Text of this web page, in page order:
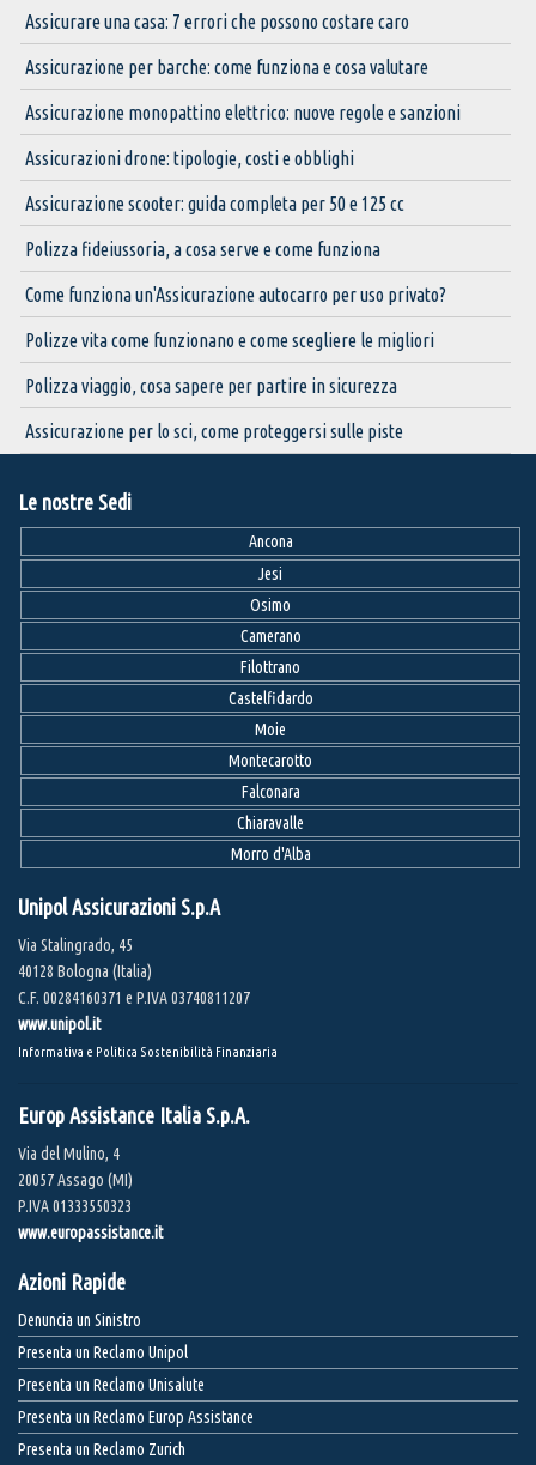
Assicurare una casa: 7 errori che possono costare caro
Assicurazione per barche: come funziona e cosa valutare
Assicurazione monopattino elettrico: nuove regole e sanzioni
Assicurazioni drone: tipologie, costi e obblighi
Assicurazione scooter: guida completa per 50 e 125 cc
Polizza fideiussoria, a cosa serve e come funziona
Come funziona un'Assicurazione autocarro per uso privato?
Polizze vita come funzionano e come scegliere le migliori
Polizza viaggio, cosa sapere per partire in sicurezza
Assicurazione per lo sci, come proteggersi sulle piste
Le nostre Sedi
Ancona
Jesi
Osimo
Camerano
Filottrano
Castelfidardo
Moie
Montecarotto
Falconara
Chiaravalle
Morro d'Alba
Unipol Assicurazioni S.p.A
Via Stalingrado, 45
40128 Bologna (Italia)
C.F. 00284160371 e P.IVA 03740811207
www.unipol.it
Informativa e Politica Sostenibilità Finanziaria
Europ Assistance Italia S.p.A.
Via del Mulino, 4
20057 Assago (MI)
P.IVA 01333550323
www.europassistance.it
Azioni Rapide
Denuncia un Sinistro
Presenta un Reclamo Unipol
Presenta un Reclamo Unisalute
Presenta un Reclamo Europ Assistance
Presenta un Reclamo Zurich